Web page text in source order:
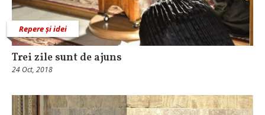
Repere și idei
Trei zile sunt de ajuns
24 Oct, 2018